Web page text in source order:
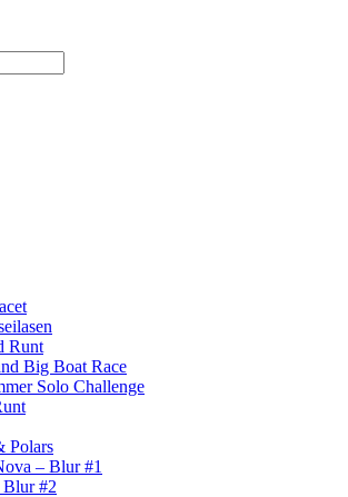
Runt
Big Boat Race
Solo Challenge
Polars
– Blur #1
Blur #2